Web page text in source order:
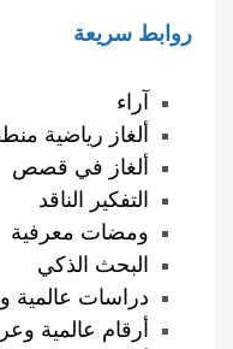
روابط سريعة
آراء
ألغاز رياضية
ألغاز في قصص
التفكير الناقد
ومضات معرفية
البحث الذكي
دراسات عالمية
أرقام عالمية